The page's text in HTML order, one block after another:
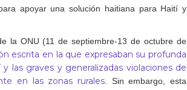
apoyar una solución haitiana para Haití y
la ONU (11 de septiembre-13 de octubre de
escrita en la que expresaban su profunda
las graves y generalizadas violaciones de
en las zonas rurales . Sin embargo, esta